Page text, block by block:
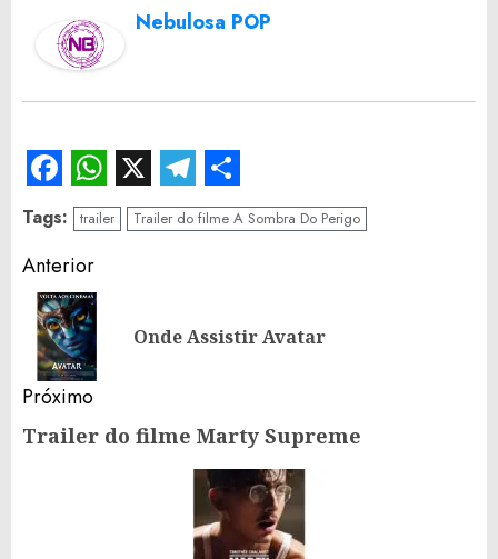
Nebulosa POP
Facebook
WhatsApp
X Telegram
Share
Tags: trailer Trailer do filme A Sombra Do Perigo
Continue
Reading
Anterior
Onde Assistir Avatar
Próximo
Próximo
Trailer do filme Marty Supreme